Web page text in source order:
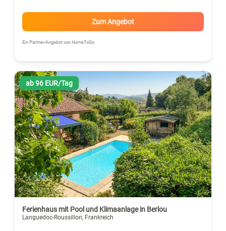
Zum Angebot
Ein Partner-Angebot von HomeToGo
ab 96 EUR/Tag
Ferienhaus mit Pool und Klimaanlage in Berlou
Languedoc-Roussillon, Frankreich